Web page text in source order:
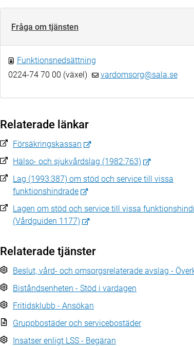
Fråga om tjänsten
Funktionsnedsättning
0224-74 70 00 (växel)
vardomsorg@sala.se
Relaterade länkar
Försäkringskassan
Hälso- och sjukvårdslag (1982:763)
Lag (1993:387) om stöd och service till vissa
funktionshindrade
Lagen om stöd och service till vissa
(Vårdguiden 1177)
Relaterade tjänster
Beslut, vård- och omsorgsrelaterade avslag -
Biståndsenheten - Stöd i vardagen
Fritidsklubb - Ansökan
Gruppbostäder och servicebostäder
Insatser enligt LSS - Begäran